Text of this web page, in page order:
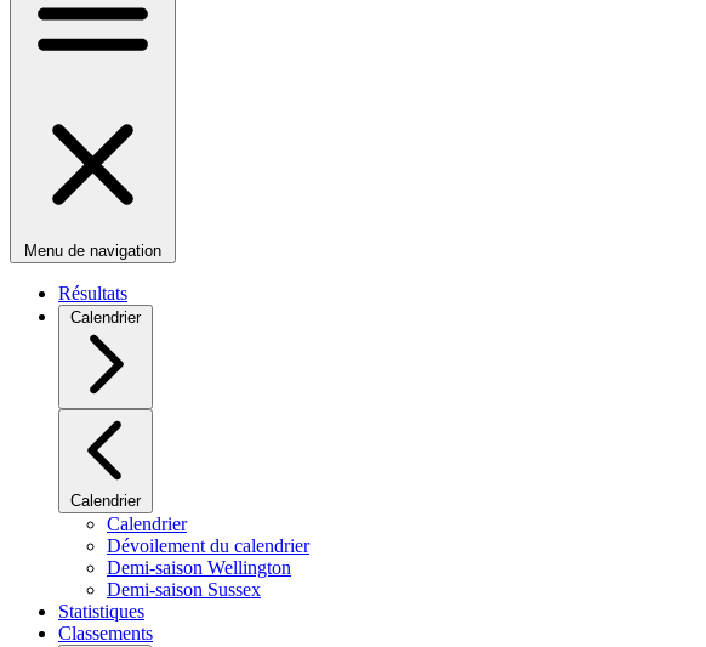
Menu de navigation
Résultats
Calendrier
Calendrier
Calendrier
Dévoilement du calendrier
Demi-saison Wellington
Demi-saison Sussex
Statistiques
Classements